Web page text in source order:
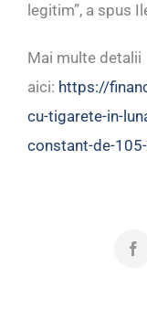
legitim”, a spus
Mai multe detalii
aici: https://
cu-tigarete-in-
constant-de-